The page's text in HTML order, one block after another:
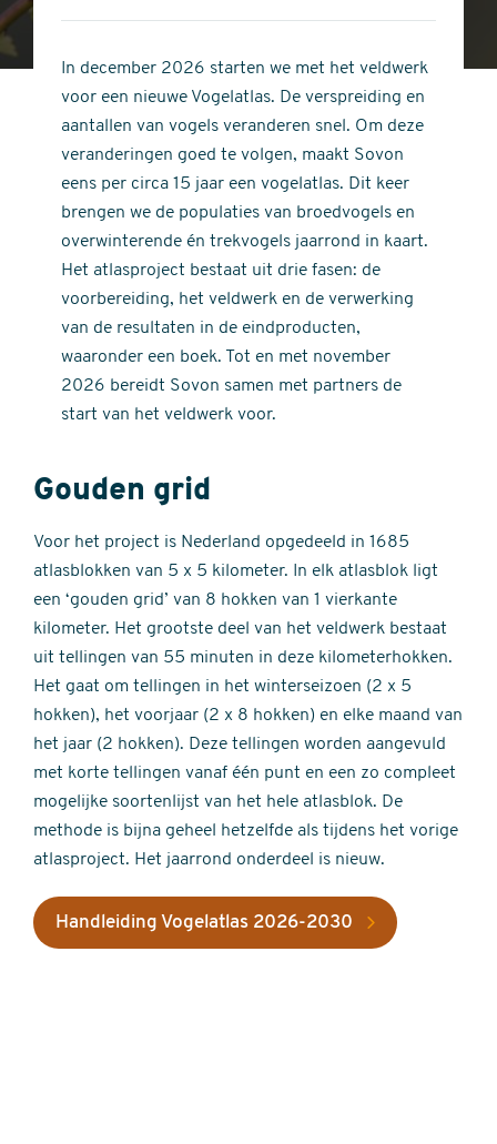
stars
of
stars
In december 2026 starten we met het veldwerk
voor een nieuwe Vogelatlas. De verspreiding en
aantallen van vogels veranderen snel. Om deze
veranderingen goed te volgen, maakt Sovon
eens per circa 15 jaar een vogelatlas. Dit keer
brengen we de populaties van broedvogels en
overwinterende én trekvogels jaarrond in kaart.
Het atlasproject bestaat uit drie fasen: de
voorbereiding, het veldwerk en de verwerking
van de resultaten in de eindproducten,
waaronder een boek. Tot en met november
2026 bereidt Sovon samen met partners de
start van het veldwerk voor.
Gouden grid
Voor het project is Nederland opgedeeld in 1685
atlasblokken van 5 x 5 kilometer. In elk atlasblok ligt
een ‘gouden grid’ van 8 hokken van 1 vierkante
kilometer. Het grootste deel van het veldwerk bestaat
uit tellingen van 55 minuten in deze kilometerhokken.
Het gaat om tellingen in het winterseizoen (2 x 5
hokken), het voorjaar (2 x 8 hokken) en elke maand van
het jaar (2 hokken). Deze tellingen worden aangevuld
met korte tellingen vanaf één punt en een zo compleet
mogelijke soortenlijst van het hele atlasblok. De
methode is bijna geheel hetzelfde als tijdens het vorige
atlasproject. Het jaarrond onderdeel is nieuw.
Handleiding Vogelatlas 2026-2030